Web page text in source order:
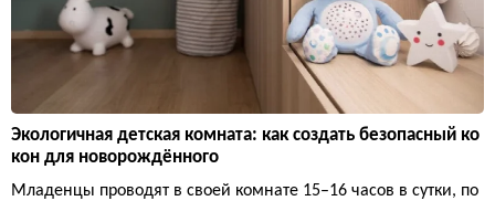
Экологичная детская комната: как создать безопасный ко
кон для новорождённого
Младенцы проводят в своей комнате 15–16 часов в сутки, по